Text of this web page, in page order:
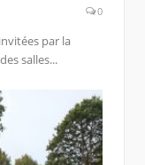
0
par la
salles...